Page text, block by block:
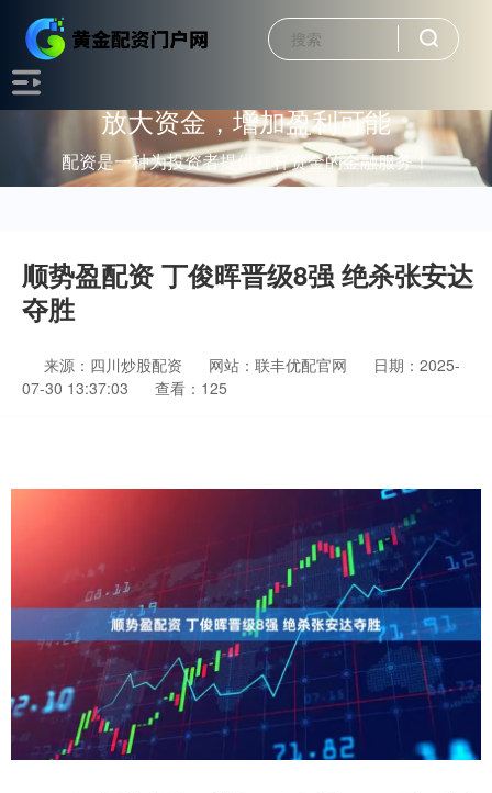
放大资金，增加盈利可能
配资是一种为投资者提供杠杆资金的金融服务！
顺势盈配资 丁俊晖晋级8强 绝杀张安达
夺胜
来源：四川炒股配资 网站：联丰优配官网
日期：2025-
07-30 13:37:03
查看：125